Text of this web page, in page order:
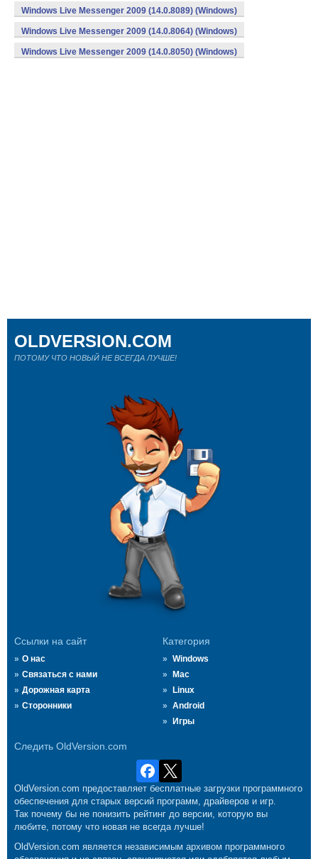
Windows Live Messenger 2009 (14.0.8089) (Windows)
Windows Live Messenger 2009 (14.0.8064) (Windows)
Windows Live Messenger 2009 (14.0.8050) (Windows)
Ссылки на сайт
О нас
Связаться с нами
Дорожная карта
Сторонники
Категория
Windows
Mac
Linux
Android
Игры
Следить OldVersion.com
OLDVERSION.COM
ПОТОМУ ЧТО НОВЫЙ НЕ ВСЕГДА ЛУЧШЕ!
OldVersion.com предоставляет бесплатные загрузки программного
обеспечения для старых версий программ, драйверов и игр.
Так почему бы не понизить рейтинг до версии, которую вы
любите, потому что новая не всегда лучше!
OldVersion.com является независимым архивом программного